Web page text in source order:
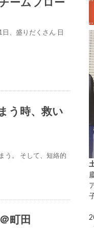
、盛りだくさん 日
う時、救い
う。 そして、短絡的
町田